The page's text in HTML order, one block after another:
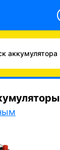
аккумулятора